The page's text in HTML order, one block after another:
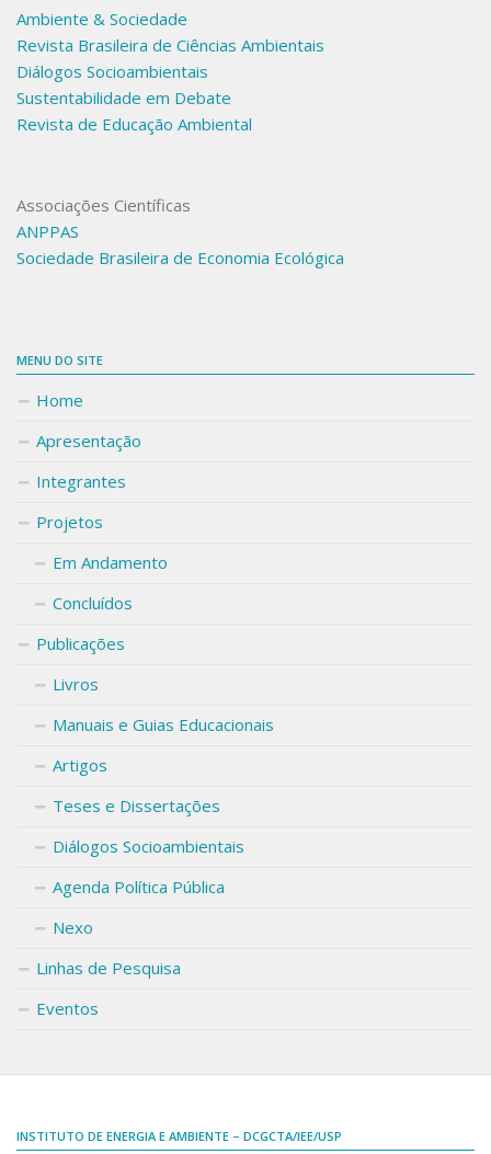
Ambiente & Sociedade
Revista Brasileira de Ciências Ambientais
Diálogos Socioambientais
Sustentabilidade em Debate
Revista de Educação Ambiental
Associações Científicas
ANPPAS
Sociedade Brasileira de Economia Ecológica
MENU DO SITE
Home
Apresentação
Integrantes
Projetos
Em Andamento
Concluídos
Publicações
Livros
Manuais e Guias Educacionais
Artigos
Teses e Dissertações
Diálogos Socioambientais
Agenda Política Pública
Nexo
Linhas de Pesquisa
Eventos
INSTITUTO DE ENERGIA E AMBIENTE – DCGCTA/IEE/USP